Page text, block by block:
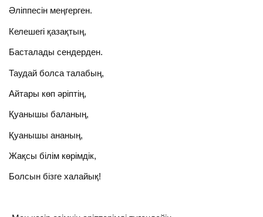
Әліппесін меңгерген.
Келешегі қазақтың,
Басталады сендерден.
Таудай болса талабың,
Айтары көп әріптің,
Қуанышы баланың,
Қуанышы ананың,
Жақсы білім көрімдік,
Болсын бізге халайық!